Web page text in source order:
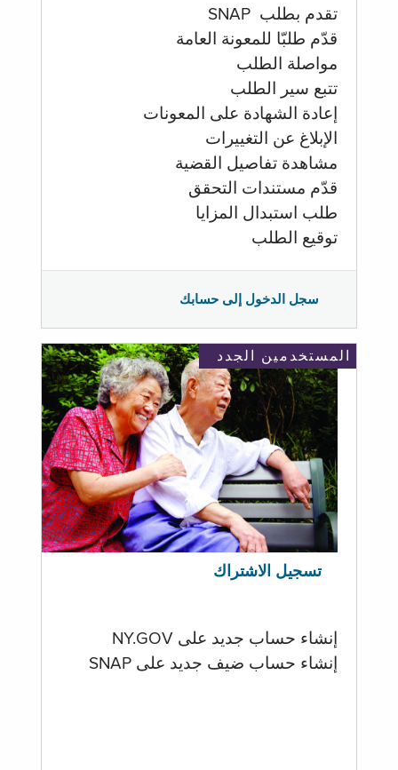
تقدم بطلب SNAP
قدّم طلبّا للمعونة العامة
مواصلة الطلب
تتبع سير الطلب
إعادة الشهادة على المعونات
الإبلاغ عن التغييرات
مشاهدة تفاصيل القضية
قدّم مستندات التحقق
طلب استبدال المزايا
توقيع الطلب
سجل الدخول إلى حسابك
المستخدمين الجدد
تسجيل الاشتراك
إنشاء حساب جديد على NY.GOV
إنشاء حساب ضيف جديد على SNAP